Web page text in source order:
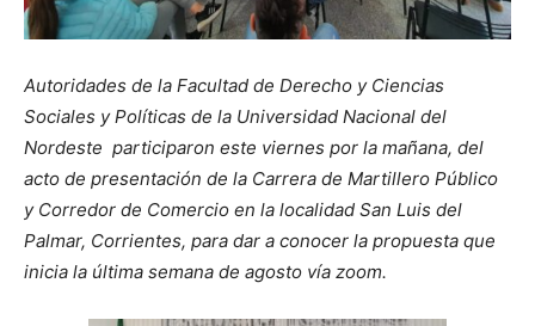
Autoridades de la Facultad de Derecho y Ciencias
Sociales y Políticas de la Universidad Nacional del
Nordeste participaron este viernes por la mañana, del
acto de presentación de la Carrera de Martillero Público
y Corredor de Comercio en la localidad San Luis del
Palmar, Corrientes, para dar a conocer la propuesta que
inicia la última semana de agosto vía zoom.